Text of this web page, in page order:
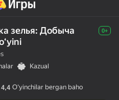
зелья: Добыча
0+
Kazual
4,4 Oʻyinchilar bergan baho